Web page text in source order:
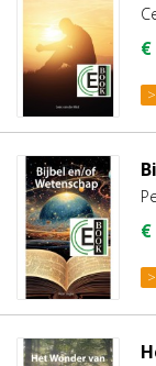
€
€